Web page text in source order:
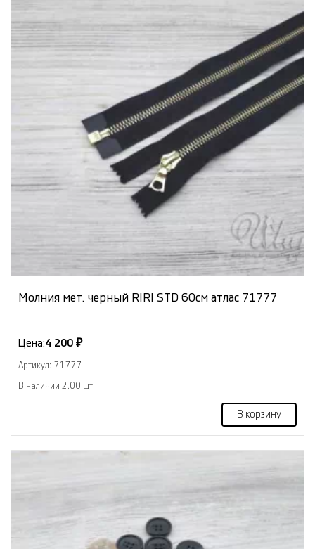
Молния мет. черный RIRI STD 60см атлас 71777
Цена:4 200 ₽
Артикул: 71777
В наличии 2.00 шт
В корзину